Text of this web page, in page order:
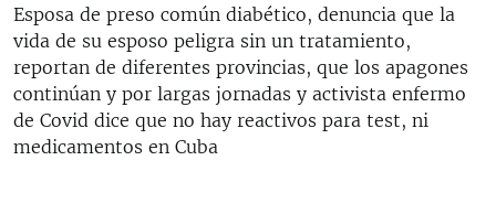
LOS SANTOS DE HIALEAH
DESINFORMACIÓN RUSA EN AMÉRICA LATINA
LA INVASIÓN DE RUSIA A UCRANIA
Esposa de preso común diabético, denuncia que la
vida de su esposo peligra sin un tratamiento,
reportan de diferentes provincias, que los apagones
continúan y por largas jornadas y activista enfermo
de Covid dice que no hay reactivos para test, ni
medicamentos en Cuba